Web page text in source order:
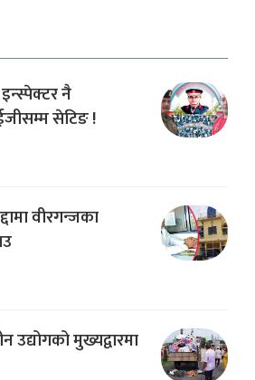
इन्स्पेक्टर नै
सेटिङ !
वीरगन्जका
उद्योगको मुख्यद्वारमा